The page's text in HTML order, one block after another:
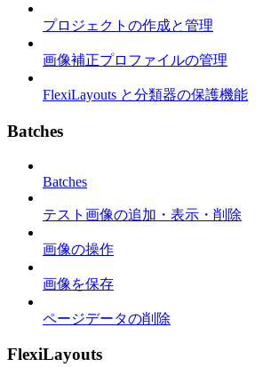
プロジェクトの作成と管理
画像補正プロファイルの管理
FlexiLayouts と分類器の保護機能
Batches
Batches
テスト画像の追加・表示・削除
画像の操作
画像を保存
ページデータの削除
FlexiLayouts